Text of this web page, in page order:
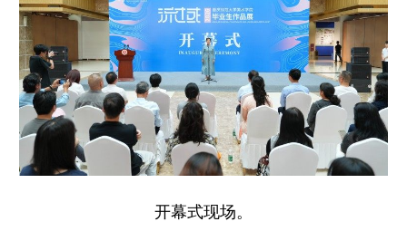
开幕式现场。